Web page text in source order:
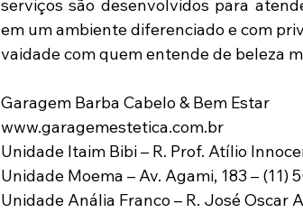
serviços são desenvolvidos para
em um ambiente diferenciado e com
vaidade com quem entende de beleza
Garagem Barba Cabelo & Bem Estar
www.garagemestetica.com.br
Unidade Itaim Bibi – R. Prof. Atílio
Unidade Moema – Av. Agami, 183 – (11)
Unidade Anália Franco – R. José Oscar